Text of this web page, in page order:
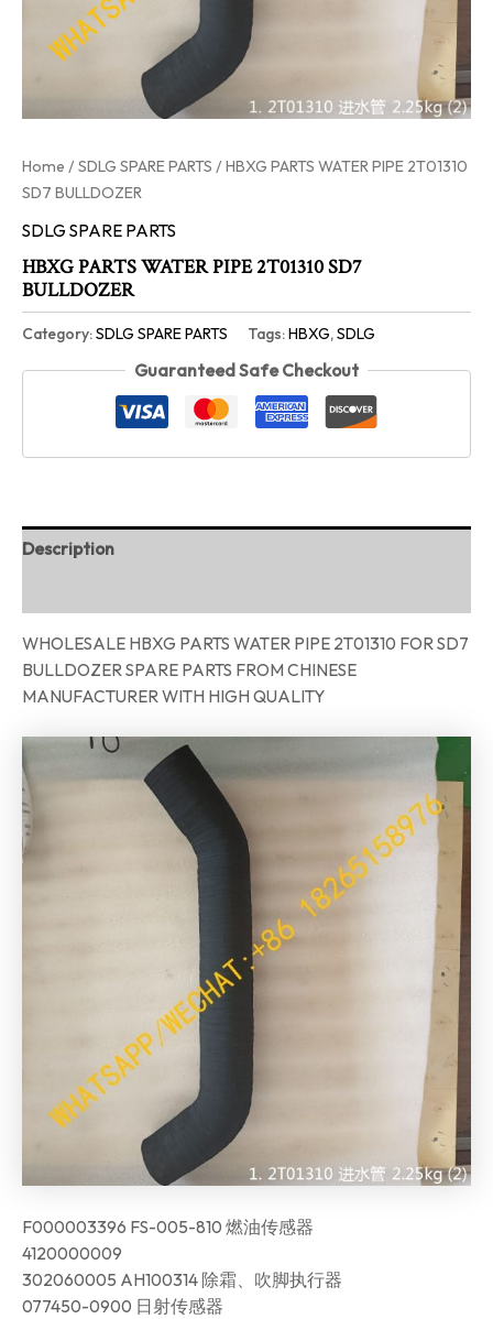
Home /SDLG SPARE PARTS / HBXG PARTS WATER PIPE 2T01310
SD7 BULLDOZER
SDLG SPARE PARTS
HBXG PARTS WATER PIPE 2T01310 SD7
BULLDOZER
Category:SDLG SPARE PARTS Tags:HBXG,SDLG
Guaranteed Safe Checkout
Description
WHOLESALE HBXG PARTS WATER PIPE 2T01310 FOR SD7
BULLDOZER SPARE PARTS FROM CHINESE
MANUFACTURER WITH HIGH QUALITY
F000003396 FS-005-810 燃油传感器
4120000009
302060005 AH100314 除霜、吹脚执行器
077450-0900 日射传感器